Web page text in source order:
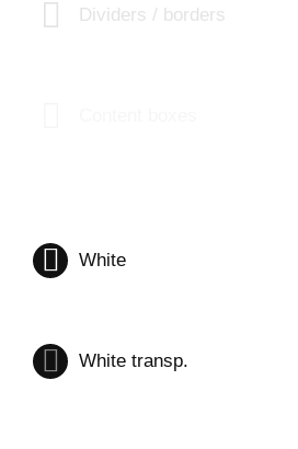
Dividers / borders
White
White transp.